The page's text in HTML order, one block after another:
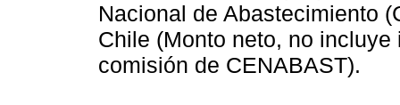
Nacional de Abastecimiento
Chile (Monto neto, no
comisión de CENABAST).